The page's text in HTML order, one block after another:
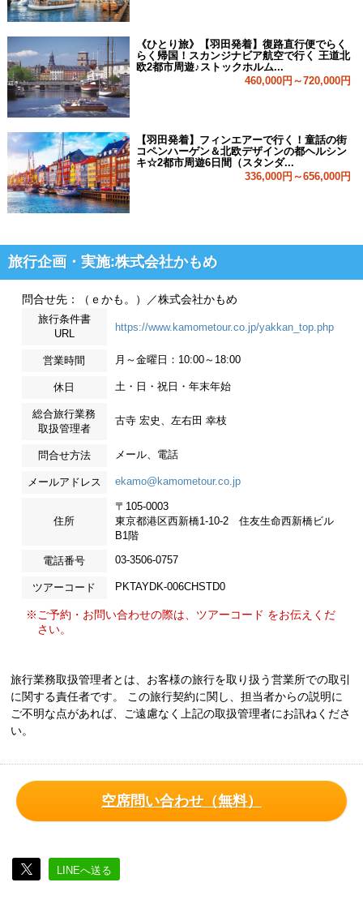
《ひとり旅》【羽田発着】復路直行便でらく
らく帰国！スカンジナビア航空で行く 王道北
欧2都市周遊♪ストックホルム...
460,000円～720,000円
【羽田発着】フィンエアーで行く！童話の街
コペンハーゲン＆北欧デザインの都ヘルシン
キ☆2都市周遊6日間（スタンダ...
336,000円～656,000円
旅行企画・実施:株式会社かもめ
問合せ先：（ｅかも。）／株式会社かもめ
旅行条件書
URL
https://www.kamometour.co.jp/yakkan_top.php
営業時間 月～金曜日：10:00～18:00
休日 土・日・祝日・年末年始
総合旅行業務
取扱管理者
古寺 宏史、左右田 幸枝
問合せ方法 メール、電話
メールアドレス ekamo@kamometour.co.jp
住所
〒105-0003
東京都港区西新橋1-10-2 住友生命西新橋ビル
B1階
電話番号 03-3506-0757
ツアーコード PKTAYDK-006CHSTD0
※ご予約・お問い合わせの際は、ツアーコード をお伝えくだ
さい。
旅行業務取扱管理者とは、お客様の旅行を取り扱う営業所での取引
に関する責任者です。 この旅行契約に関し、担当者からの説明に
ご不明な点があれば、ご遠慮なく上記の取扱管理者にお訊ねくださ
い。
空席問い合わせ（無料）
LINEへ送る